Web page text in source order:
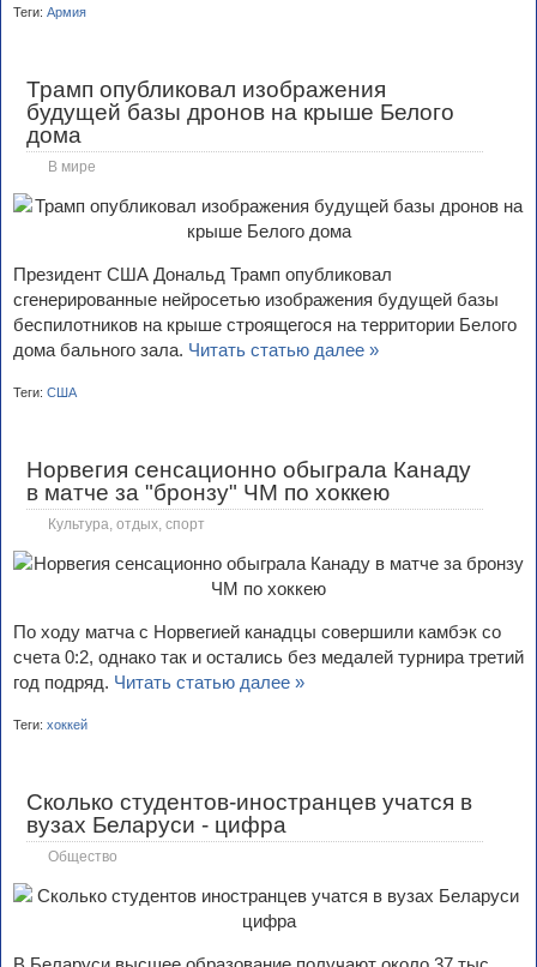
Теги: Армия
Трамп опубликовал изображения
будущей базы дронов на крыше Белого
дома
В мире
Президент США Дональд Трамп опубликовал
сгенерированные нейросетью изображения будущей базы
беспилотников на крыше строящегося на территории Белого
дома бального зала. Читать статью далее »
Теги: США
Норвегия сенсационно обыграла Канаду
в матче за "бронзу" ЧМ по хоккею
Культура, отдых, спорт
По ходу матча с Норвегией канадцы совершили камбэк со
счета 0:2, однако так и остались без медалей турнира третий
год подряд. Читать статью далее »
Теги: хоккей
Сколько студентов-иностранцев учатся в
вузах Беларуси - цифра
Общество